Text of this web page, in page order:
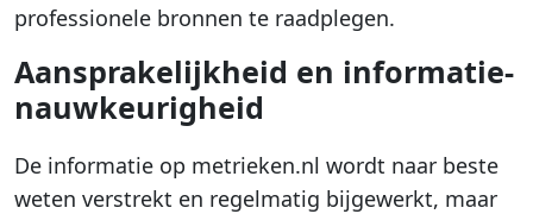
professionele bronnen te raadplegen.
Aansprakelijkheid en informatie-
nauwkeurigheid
De informatie op metrieken.nl wordt naar beste
weten verstrekt en regelmatig bijgewerkt, maar